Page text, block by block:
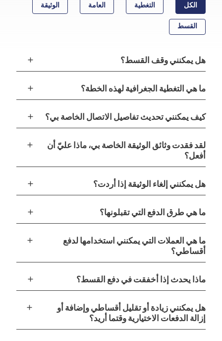
الكل التغطية العامة الوثيقة
القسط
هل يمكنني وقف القسط؟ add
ما هي التغطية الجغرافية لهذه الخطة؟ add
كيف يمكنني تحديث تفاصيل الاتصال الخاصة بي؟ add
لقد فقدت وثائق الوثيقة الخاصة بي، ماذا عليّ أن
أفعل؟
add
هل يمكنني إلغاء الوثيقة إذا أردت؟ add
ما هي طرق الدفع التي تقبلونها؟ add
ما هي العملات التي يمكنني استخدامها لدفع
أقساطي؟
add
ماذا يحدث إذا أخفقت في دفع القسط؟ add
هل يمكنني زيادة أو تقليل أقساطي وإضافة أو
إزالة الدفعات الاختيارية وقتما أريد؟
add